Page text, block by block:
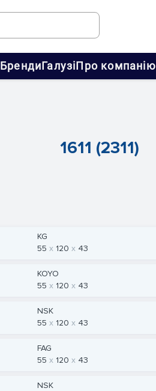
БрендиГалузіПро компанію
1611 (2311)
KG
55
120 43
KOYO
55
120 43
NSK
55
120 43
FAG
55
120 43
NSK